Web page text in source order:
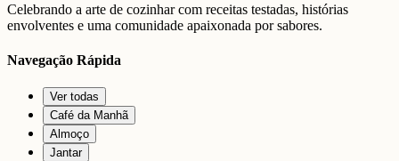
Celebrando a arte de cozinhar com receitas testadas, histórias
envolventes e uma comunidade apaixonada por sabores.
Navegação Rápida
Ver todas
Café da Manhã
Almoço
Jantar